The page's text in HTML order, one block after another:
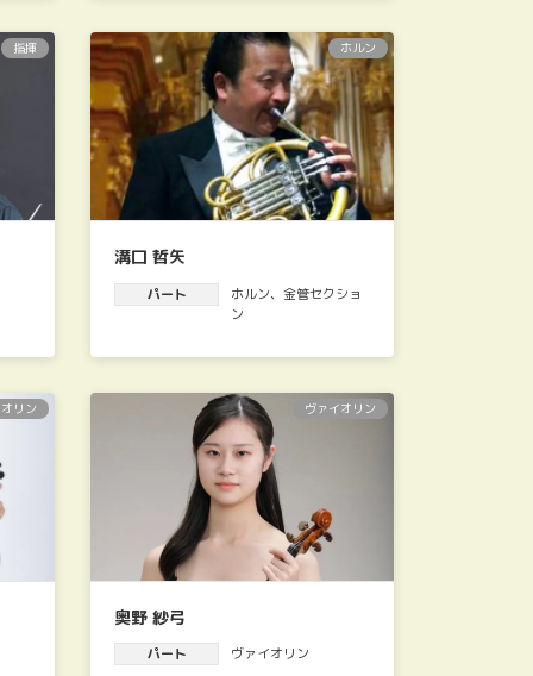
指揮 ホルン
溝口 哲矢
パート ホルン、 金管セクショ
ン
リン ヴァイオリン
奥野 紗弓
パート ヴァイオリン